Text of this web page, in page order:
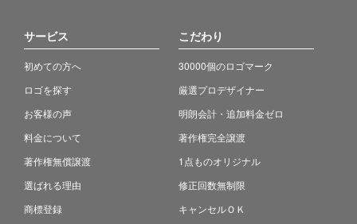
サービス
初めての方へ
ロゴを探す
お客様の声
料金について
著作権無償譲渡
選ばれる理由
商標登録
こだわり
30000個のロゴマーク
厳選プロデザイナー
明朗会計・追加料金ゼロ
著作権完全譲渡
1点ものオリジナル
修正回数無制限
キャンセルＯＫ